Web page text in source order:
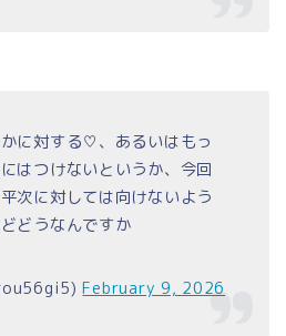
に対する♡、あるいはもっ
はつけないというか、今回
次に対しては向けないよう
どうなんですか
February 9, 2026